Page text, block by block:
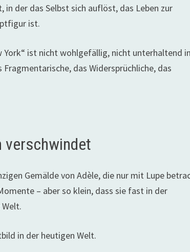
in der das Selbst sich auflöst, das Leben zur
ist.
York“ ist nicht wohlgefällig, nicht unterhaltend
das Widersprüchliche, das
verschwindet
Gemälde von Adèle, die nur mit Lupe
– aber so klein, dass sie fast in der
in der heutigen Welt.